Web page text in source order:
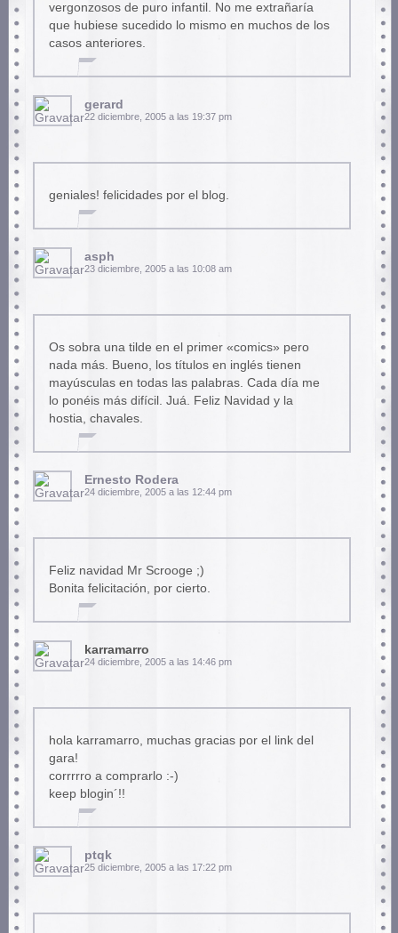
vergonzosos de puro infantil. No me extrañaría
que hubiese sucedido lo mismo en muchos de los
casos anteriores.
gerard
22 diciembre, 2005 a las 19:37 pm
geniales! felicidades por el blog.
asph
23 diciembre, 2005 a las 10:08 am
Os sobra una tilde en el primer «comics» pero
nada más. Bueno, los títulos en inglés tienen
mayúsculas en todas las palabras. Cada día me
lo ponéis más difícil. Juá. Feliz Navidad y la
hostia, chavales.
Ernesto Rodera
24 diciembre, 2005 a las 12:44 pm
Feliz navidad Mr Scrooge ;)
Bonita felicitación, por cierto.
karramarro
24 diciembre, 2005 a las 14:46 pm
hola karramarro, muchas gracias por el link del
gara!
corrrrro a comprarlo :-)
keep blogin´!!
ptqk
25 diciembre, 2005 a las 17:22 pm